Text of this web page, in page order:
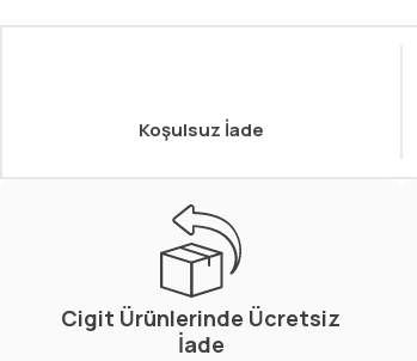
Koşulsuz İade
Cigit Ürünlerinde Ücretsiz
İade